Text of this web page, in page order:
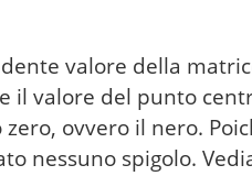
valore della
il valore del punto
ovvero il nero.
nessuno spigolo.